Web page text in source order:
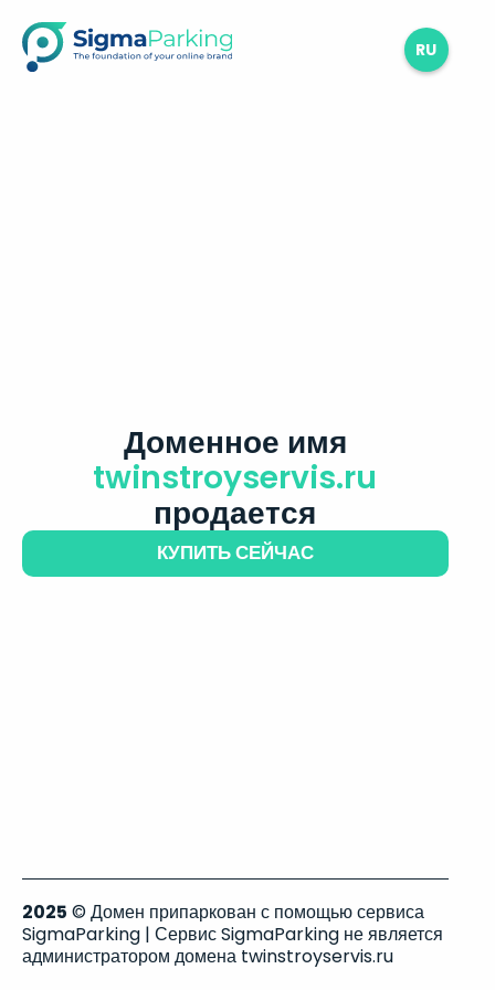
RU
Доменное имя
twinstroyservis.ru
продается
КУПИТЬ СЕЙЧАС
2025 © Домен припаркован с помощью сервиса
SigmaParking | Сервис SigmaParking не является
администратором домена twinstroyservis.ru